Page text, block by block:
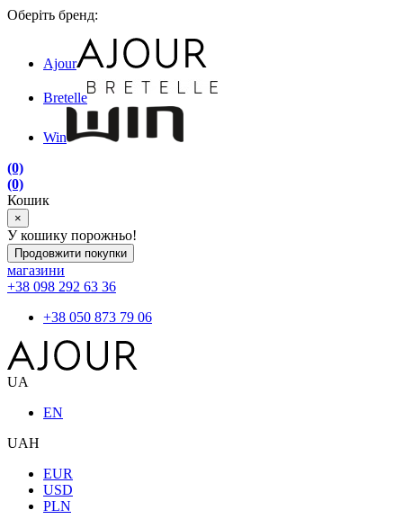
Оберіть бренд:
Ajour
Bretelle
Win
(0)
(0)
Кошик
×
У кошику порожньо!
Продовжити покупки
магазини
+38 098 292 63 36
+38 050 873 79 06
UA
EN
UAH
EUR
USD
PLN